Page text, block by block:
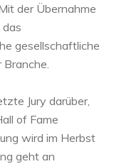
der Übernahme
gesellschaftliche
Jury darüber,
of Fame
wird im Herbst
geht an